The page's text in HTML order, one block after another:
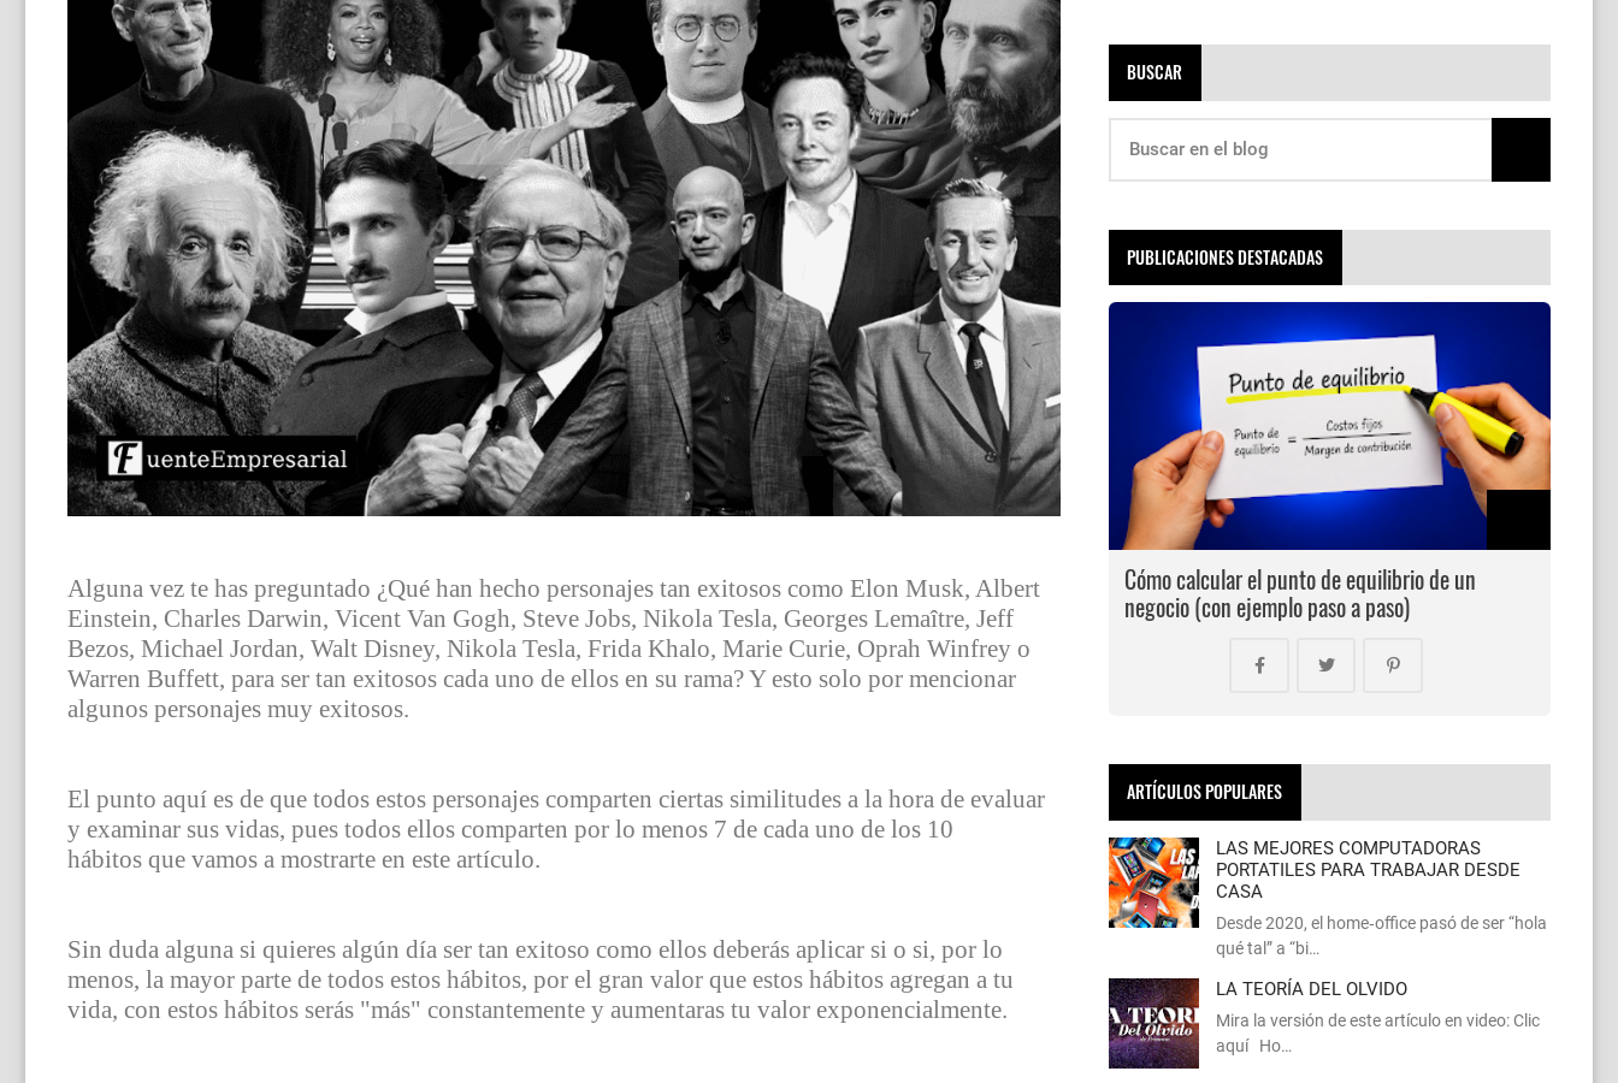
Alguna vez te has preguntado ¿Qué han hecho personajes tan exitosos como Elon Musk, Albert
Einstein, Charles Darwin, Vicent Van Gogh, Steve Jobs, Nikola Tesla, Georges Lemaître, Jeff
Bezos, Michael Jordan, Walt Disney, Nikola Tesla, Frida Khalo, Marie Curie, Oprah Winfrey o
Warren Buffett, para ser tan exitosos cada uno de ellos en su rama? Y esto solo por mencionar
algunos personajes muy exitosos.
El punto aquí es de que todos estos personajes comparten ciertas similitudes a la hora de evaluar
y examinar sus vidas, pues todos ellos comparten por lo menos 7 de cada uno de los 10
hábitos que vamos a mostrarte en este artículo.
Sin duda alguna si quieres algún día ser tan exitoso como ellos deberás aplicar si o si, por lo
menos, la mayor parte de todos estos hábitos, por el gran valor que estos hábitos agregan a tu
vida, con estos hábitos serás "más" constantemente y aumentaras tu valor exponencialmente.
BUSCAR
PUBLICACIONES DESTACADAS
Cómo calcular el punto de equilibrio de un
negocio (con ejemplo paso a paso)
ARTÍCULOS POPULARES
LAS MEJORES COMPUTADORAS
PORTATILES PARA TRABAJAR DESDE
CASA
Desde 2020, el home‑office pasó de ser “hola
qué tal” a “bi…
LA TEORÍA DEL OLVIDO
Mira la versión de este artículo en video: Clic
aquí Ho…